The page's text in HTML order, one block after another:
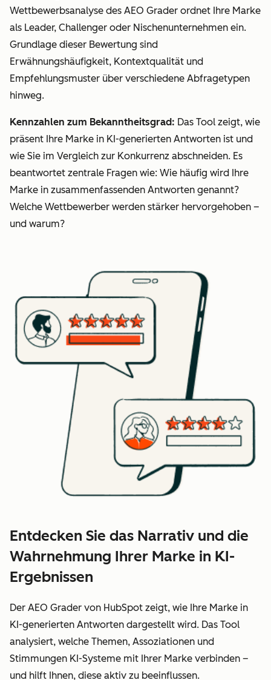
Wettbewerbsanalyse des AEO Grader ordnet Ihre Marke
als Leader, Challenger oder Nischenunternehmen ein.
Grundlage dieser Bewertung sind
Erwähnungshäufigkeit, Kontextqualität und
Empfehlungsmuster über verschiedene Abfragetypen
hinweg.
Kennzahlen zum Bekanntheitsgrad: Das Tool zeigt, wie
präsent Ihre Marke in KI-generierten Antworten ist und
wie Sie im Vergleich zur Konkurrenz abschneiden. Es
beantwortet zentrale Fragen wie: Wie häufig wird Ihre
Marke in zusammenfassenden Antworten genannt?
Welche Wettbewerber werden stärker hervorgehoben –
und warum?
Entdecken Sie das Narrativ und die
Wahrnehmung Ihrer Marke in KI-
Ergebnissen
Der AEO Grader von HubSpot zeigt, wie Ihre Marke in
KI-generierten Antworten dargestellt wird. Das Tool
analysiert, welche Themen, Assoziationen und
Stimmungen KI-Systeme mit Ihrer Marke verbinden –
und hilft Ihnen, diese aktiv zu beeinflussen.